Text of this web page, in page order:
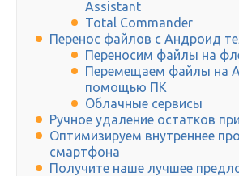
Assistant
Total Commander
Перенос файлов с Андроид
Переносим файлы на
Перемещаем файлы на
помощью ПК
Облачные сервисы
Ручное удаление остатков
Оптимизируем внутреннее
смартфона
Получите наше лучшее